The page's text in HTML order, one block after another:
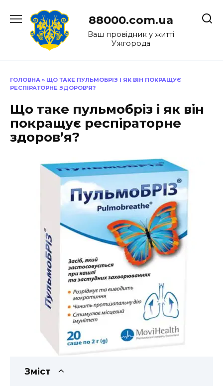
до
88000.com.ua
Ваш провідник у житті
Ужгорода
ГОЛОВНА » ЩО ТАКЕ ПУЛЬМОБРІЗ І ЯК ВІН ПОКРАЩУЄ
РЕСПІРАТОРНЕ ЗДОРОВ’Я?
Що таке пульмобріз і як він
покращує респіраторне
здоров’я?
Зміст